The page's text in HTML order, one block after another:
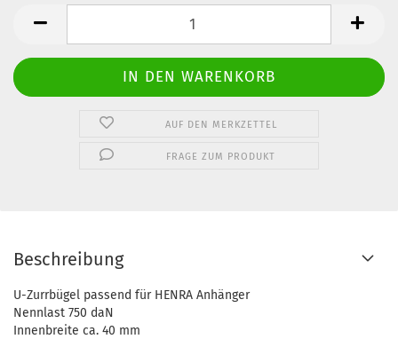
AUF DEN MERKZETTEL
FRAGE ZUM PRODUKT
Beschreibung
U-Zurrbügel passend für HENRA Anhänger
Nennlast 750 daN
Innenbreite ca. 40 mm